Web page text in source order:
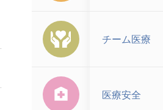
チーム医療
医療安全